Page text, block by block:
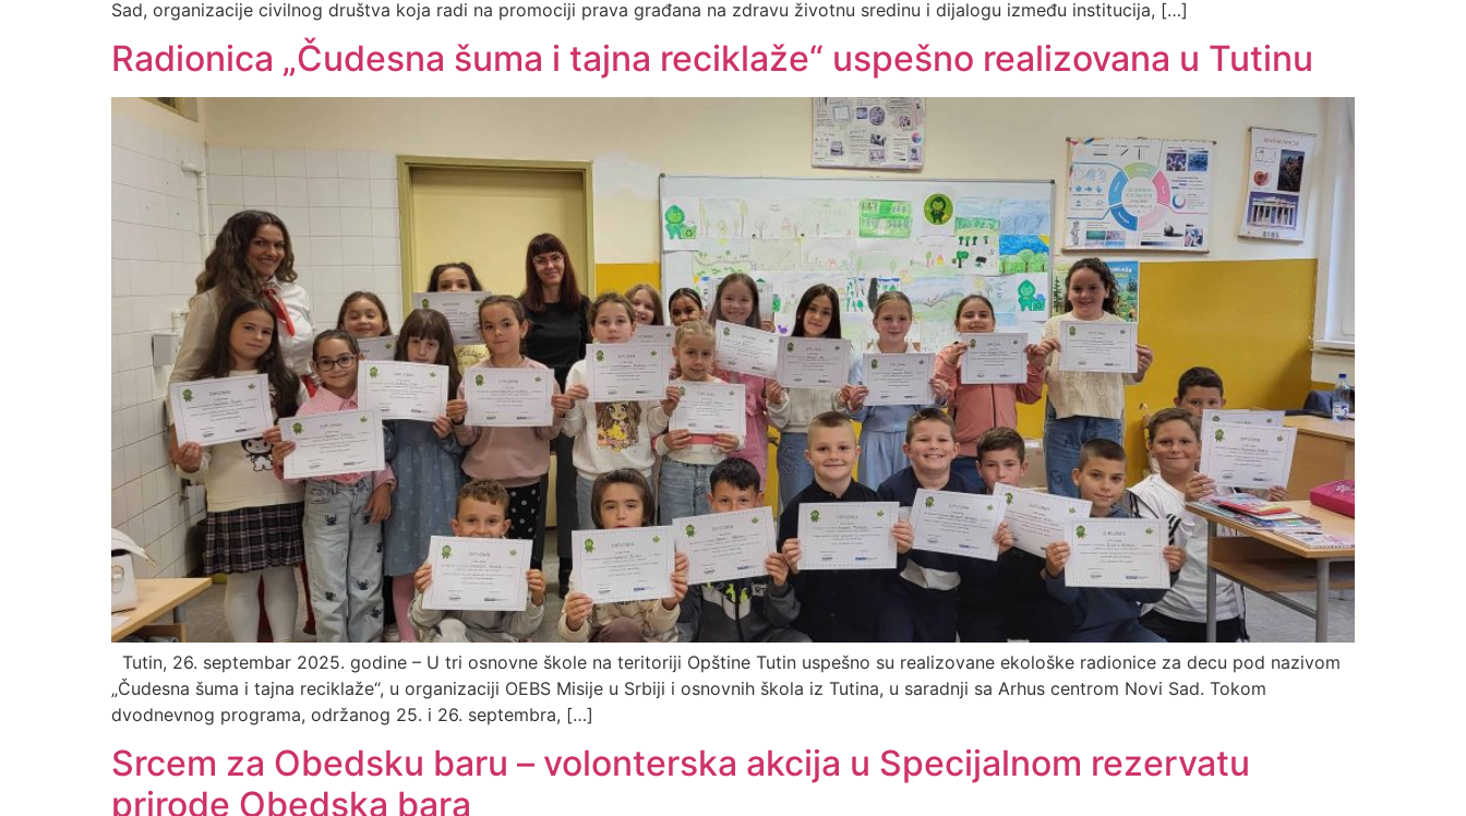
Sad, organizacije civilnog društva koja radi na promociji prava građana na zdravu životnu sredinu i dijalogu između institucija, […]
Radionica „Čudesna šuma i tajna reciklaže“ uspešno realizovana u Tutinu
Tutin, 26. septembar 2025. godine – U tri osnovne škole na teritoriji Opštine Tutin uspešno su realizovane ekološke radionice za decu pod nazivom
„Čudesna šuma i tajna reciklaže“, u organizaciji OEBS Misije u Srbiji i osnovnih škola iz Tutina, u saradnji sa Arhus centrom Novi Sad. Tokom
dvodnevnog programa, održanog 25. i 26. septembra, […]
Srcem za Obedsku baru – volonterska akcija u Specijalnom rezervatu
prirode Obedska bara